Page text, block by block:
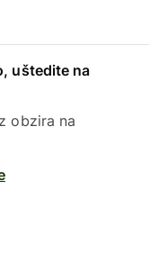
uštedite na
obzira na